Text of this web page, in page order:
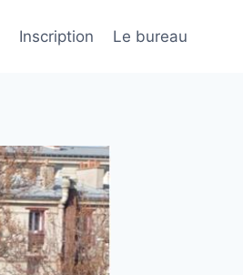
Inscription Le bureau